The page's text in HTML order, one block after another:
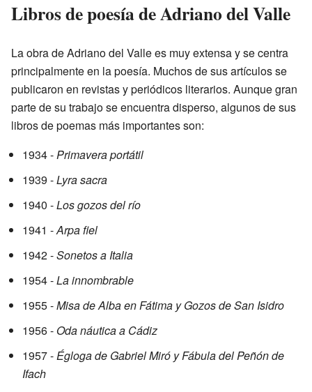
Libros de poesía de Adriano del Valle
La obra de Adriano del Valle es muy extensa y se centra
principalmente en la poesía. Muchos de sus artículos se
publicaron en revistas y periódicos literarios. Aunque gran
parte de su trabajo se encuentra disperso, algunos de sus
libros de poemas más importantes son:
1934 -Primavera portátil
1939 -Lyra sacra
1940 -Los gozos del río
1941 -Arpa fiel
1942 -Sonetos a Italia
1954 -La innombrable
1955 -Misa de Alba en Fátima y Gozos de San Isidro
1956 - Oda náutica a Cádiz
1957 -Égloga de Gabriel Miró y Fábula del Peñón de
Ifach